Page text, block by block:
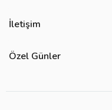
Çiçek Anlamları
Mevsimlere Göre Çiçekler
Ürün Güvenliği
Reklamlarımız
İletişim
Özel Günler